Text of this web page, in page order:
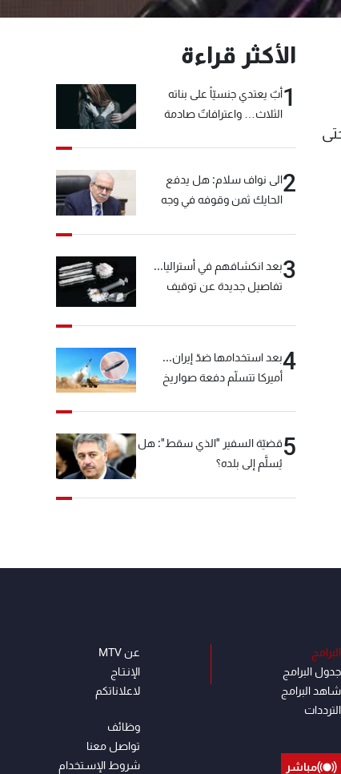
وتمثل حتى
الأكثر قراءة
1أبٌ يعتدي جنسيّاً على بناته
الثلاث… واعترافاتٌ صادمة
2الى نواف سلام: هل يدفع
الحايك ثمن وقوفه في وجه
3بعد انكشافهم في أستراليا...
تفاصيل جديدة عن توقيف
4بعد استخدامها ضدّ إيران...
أميركا تتسلّم دفعة صواريخ
5قضيّة السفير "الذي سقط": هل
يُسلَّم إلى بلده؟
البرامج
جدول البرامج
شاهد البرامج
الترددات
مباشر
عن MTV
الإنـتـاج
لاعلاناتكم
وظائف
تواصل معنا
شروط الإسـتخدام